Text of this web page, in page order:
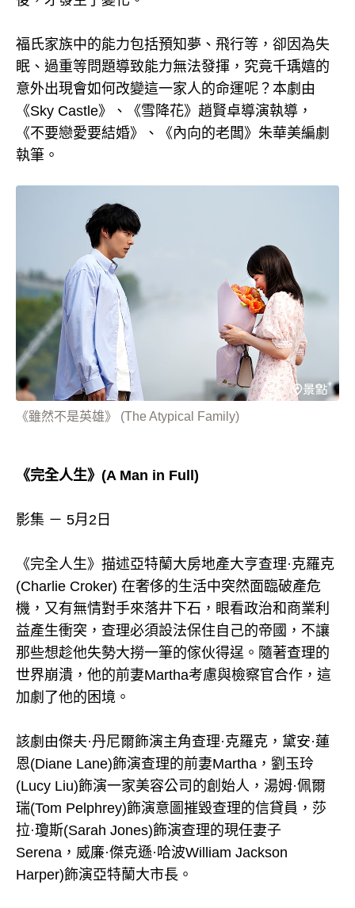
福氏家族中的能力包括預知夢、飛行等，卻因為失
眠、過重等問題導致能力無法發揮，究竟千瑀嬉的
意外出現會如何改變這一家人的命運呢？本劇由
《Sky Castle》、《雪降花》趙賢卓導演執導，
《不要戀愛要結婚》、《內向的老闆》朱華美編劇
執筆。
《雖然不是英雄》 (The Atypical Family)
《完全人生》(A Man in Full)
影集 － 5月2日
《完全人生》描述亞特蘭大房地產大亨查理·克羅克
(Charlie Croker) 在奢侈的生活中突然面臨破產危
機，又有無情對手來落井下石，眼看政治和商業利
益產生衝突，查理必須設法保住自己的帝國，不讓
那些想趁他失勢大撈一筆的傢伙得逞。隨著查理的
世界崩潰，他的前妻Martha考慮與檢察官合作，這
加劇了他的困境。
該劇由傑夫·丹尼爾飾演主角查理·克羅克，黛安·蓮
恩(Diane Lane)飾演查理的前妻Martha，劉玉玲
(Lucy Liu)飾演一家美容公司的創始人，湯姆·佩爾
瑞(Tom Pelphrey)飾演意圖摧毀查理的信貸員，莎
拉·瓊斯(Sarah Jones)飾演查理的現任妻子
Serena，威廉·傑克遜·哈波William Jackson
Harper)飾演亞特蘭大市長。